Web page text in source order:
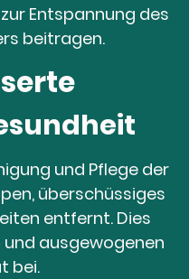
Entspannung des
beitragen.
und Pflege der
überschüssiges
entfernt. Dies
ausgewogenen
bei.